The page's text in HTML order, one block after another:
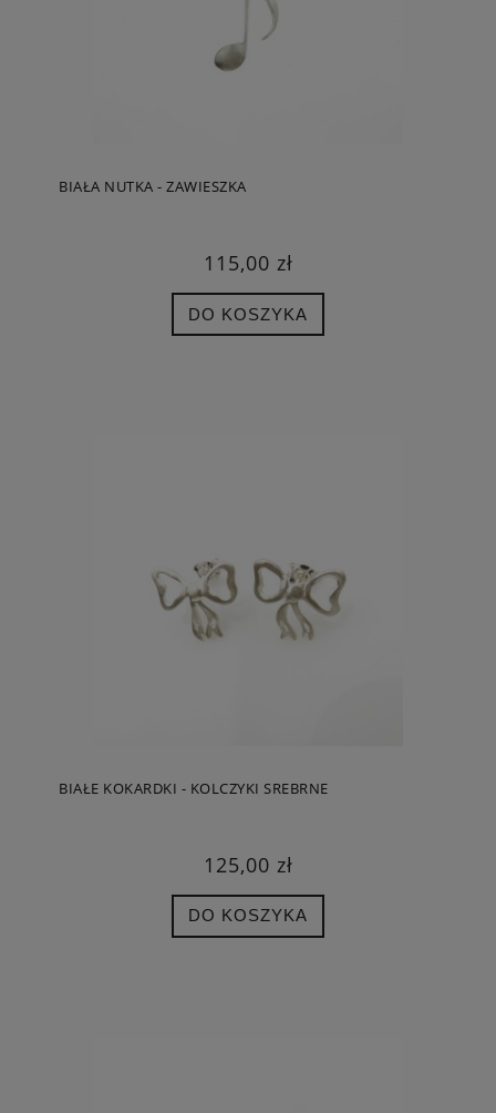
BIAŁA NUTKA - ZAWIESZKA
115,00 zł
DO KOSZYKA
BIAŁE KOKARDKI - KOLCZYKI SREBRNE
125,00 zł
DO KOSZYKA